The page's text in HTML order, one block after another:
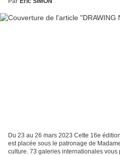
Du 23 au 26 mars 2023 Cette 16e
est placée sous le patronage de
culture. 73 galeries internationales